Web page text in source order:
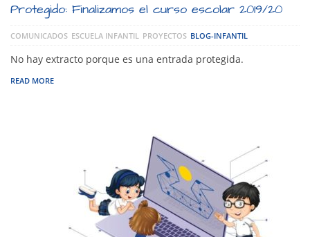
Protegido: Finalizamos el curso escolar 2019/20
COMUNICADOS ESCUELA INFANTIL PROYECTOS BLOG-INFANTIL
No hay extracto porque es una entrada protegida.
READ MORE